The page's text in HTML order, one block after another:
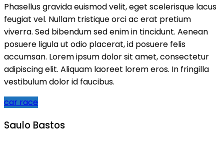
Phasellus gravida euismod velit, eget scelerisque lacus
feugiat vel. Nullam tristique orci ac erat pretium
viverra. Sed bibendum sed enim in tincidunt. Aenean
posuere ligula ut odio placerat, id posuere felis
accumsan. Lorem ipsum dolor sit amet, consectetur
adipiscing elit. Aliquam laoreet lorem eros. In fringilla
vestibulum dolor id faucibus.
car race
Saulo Bastos